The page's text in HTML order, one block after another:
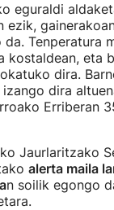
eguraldi
ezik,
Tenperatura
kostaldean, eta
dira.
dira
Erriberan
Jaurlaritzako
alerta maila
n soilik egongo